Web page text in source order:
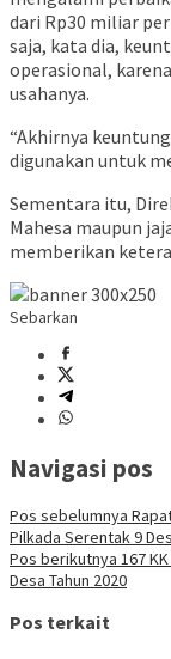
dari Rp30 miliar
saja, kata dia,
operasional,
usahanya.
“Akhirnya
digunakan untuk
Sementara itu,
Mahesa maupun
memberikan
Sebarkan
Navigasi pos
Pos sebelumnya
Pilkada Serentak 9
Pos berikutnya 167
Desa Tahun 2020
Pos terkait